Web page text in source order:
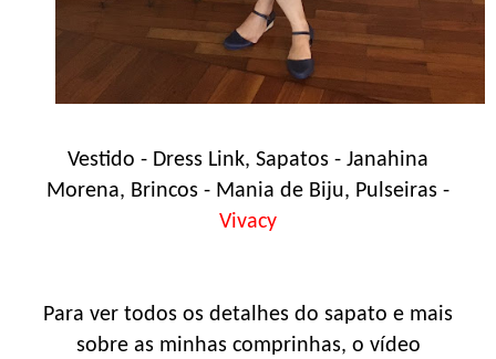
Vestido - Dress Link, Sapatos - Janahina
Morena, Brincos - Mania de Biju, Pulseiras -
Vivacy
Para ver todos os detalhes do sapato e mais
sobre as minhas comprinhas, o vídeo